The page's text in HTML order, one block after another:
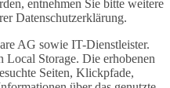
entnehmen Sie bitte weitere
Datenschutzerklärung.
AG sowie IT-Dienstleister.
Local Storage. Die erhobenen
Seiten, Klickpfade,